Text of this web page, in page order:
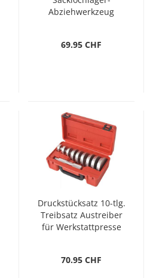
Abziehwerkzeug
69.95 CHF
Druckstücksatz 10-tlg.
Treibsatz Austreiber
für Werkstattpresse
70.95 CHF